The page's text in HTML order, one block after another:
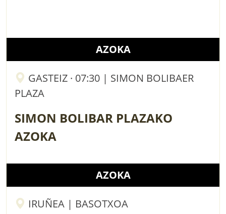
AZOKA
GASTEIZ · 07:30 | SIMON BOLIBAER
PLAZA
SIMON BOLIBAR PLAZAKO
AZOKA
AZOKA
IRUÑEA | BASOTXOA